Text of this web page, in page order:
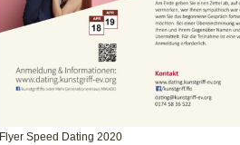
Flyer Speed Dating 2020